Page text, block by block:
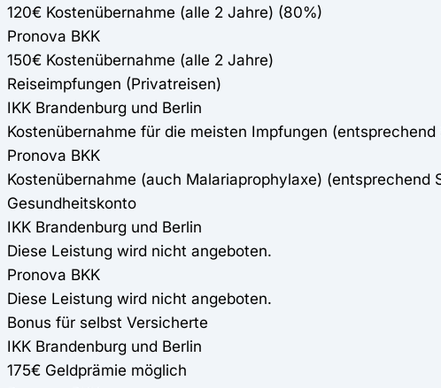
120€ Kostenübernahme (alle 2 Jahre) (80%)
Pronova BKK
150€ Kostenübernahme (alle 2 Jahre)
Reiseimpfungen (Privatreisen)
IKK Brandenburg und Berlin
Kostenübernahme für die meisten Impfungen (entsprechend
Pronova BKK
Kostenübernahme (auch Malariaprophylaxe) (entsprechend
Gesundheitskonto
IKK Brandenburg und Berlin
Diese Leistung wird nicht angeboten.
Pronova BKK
Diese Leistung wird nicht angeboten.
Bonus für selbst Versicherte
IKK Brandenburg und Berlin
175€ Geldprämie möglich